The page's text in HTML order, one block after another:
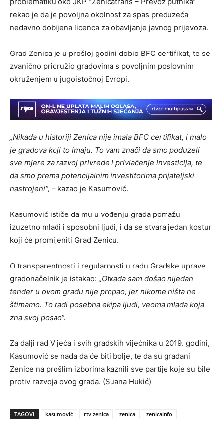
problematiku oko JKP “Zenicatrans – Prevoz putnika“
rekao je da je povoljna okolnost za spas preduzeća
nedavno dobijena licenca za obavljanje javnog prijevoza.
Grad Zenica je u prošloj godini dobio BFC certifikat, te se
zvanično pridružio gradovima s povoljnim poslovnim
okruženjem u jugoistočnoj Evropi.
„Nikada u historiji Zenica nije imala BFC certifikat, i malo
je gradova koji to imaju. To vam znači da smo poduzeli
sve mjere za razvoj privrede i privlačenje investicija, te
da smo prema potencijalnim investitorima prijateljski
nastrojeni“, – kazao je Kasumović.
Kasumović ističe da mu u vođenju grada pomažu
izuzetno mladi i sposobni ljudi, i da se stvara jedan kostur
koji će promijeniti Grad Zenicu.
O transparentnosti i regularnosti u radu Gradske uprave
gradonačelnik je istakao: „Otkada sam došao nijedan
tender u ovom gradu nije propao, jer nikome ništa ne
štimamo. To radi posebna ekipa ljudi, veoma mlada koja
zna svoj posao“.
Za dalji rad Vijeća i svih gradskih vijećnika u 2019. godini,
Kasumović se nada da će biti bolje, te da su građani
Zenice na prošlim izborima kaznili sve partije koje su bile
protiv razvoja ovog grada. (Suana Hukić)
TAGOVI kasumović rtv zenica zenica zenicainfo